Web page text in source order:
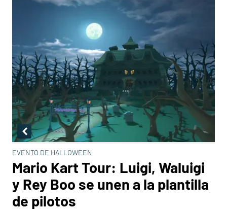
EVENTO DE HALLOWEEN
Mario Kart Tour: Luigi, Waluigi
y Rey Boo se unen a la plantilla
de pilotos